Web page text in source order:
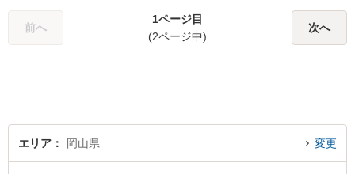
前へ
1ページ目
(2ページ中)
次へ
エリア 岡山県 変更